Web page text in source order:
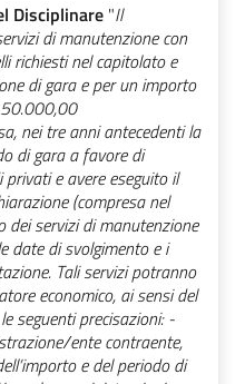
Disciplinare "Il
di manutenzione con
richiesti nel capitolato e
di gara e per un importo
nei tre anni antecedenti la
di gara a favore di
e avere eseguito il
(compresa nel
dei servizi di manutenzione
date di svolgimento e i
Tali servizi potranno
economico, ai sensi del
seguenti precisazioni: -
ente contraente,
e del periodo di